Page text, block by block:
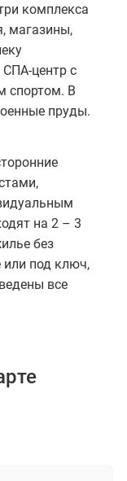
комплекса
магазины,
центр с
спортом. В
пруды.
на 2 – 3
без
или под ключ,
все